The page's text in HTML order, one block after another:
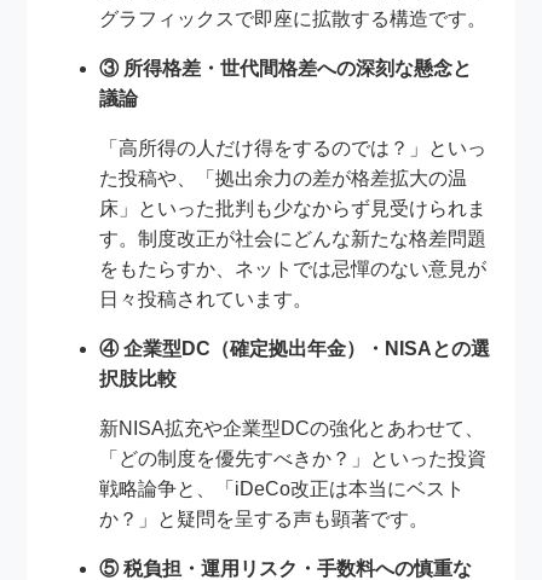
グラフィックスで即座に拡散する構造です。
③ 所得格差・世代間格差への深刻な懸念と
議論
「高所得の人だけ得をするのでは？」といっ
た投稿や、「拠出余力の差が格差拡大の温
床」といった批判も少なからず見受けられま
す。制度改正が社会にどんな新たな格差問題
をもたらすか、ネットでは忌憚のない意見が
日々投稿されています。
④ 企業型DC（確定拠出年金）・NISAとの選
択肢比較
新NISA拡充や企業型DCの強化とあわせて、
「どの制度を優先すべきか？」といった投資
戦略論争と、「iDeCo改正は本当にベスト
か？」と疑問を呈する声も顕著です。
⑤ 税負担・運用リスク・手数料への慎重な